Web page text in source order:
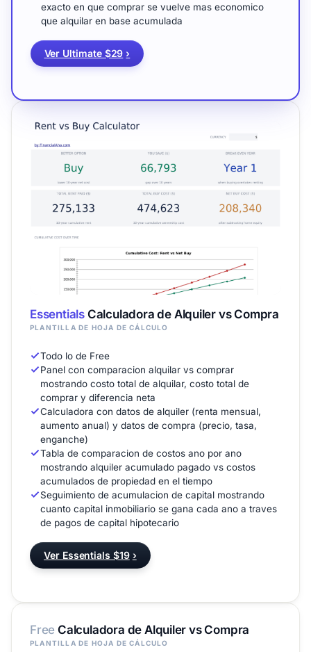
Free Calculadora de Alquiler vs Compra
PLANTILLA DE HOJA DE CÁLCULO
EssentialsCalculadora de Alquiler vs Compra
PLANTILLA DE HOJA DE CÁLCULO
Todo lo de Free
Panel con comparacion alquilar vs comprar
mostrando costo total de alquilar, costo total de
comprar y diferencia neta
Calculadora con datos de alquiler (renta mensual,
aumento anual) y datos de compra (precio, tasa,
enganche)
Tabla de comparacion de costos ano por ano
mostrando alquiler acumulado pagado vs costos
acumulados de propiedad en el tiempo
Seguimiento de acumulacion de capital mostrando
cuanto capital inmobiliario se gana cada ano a traves
de pagos de capital hipotecario
Ver Essentials $19 ›
exacto en que comprar se vuelve mas economico
que alquilar en base acumulada
Ver Ultimate $29 ›